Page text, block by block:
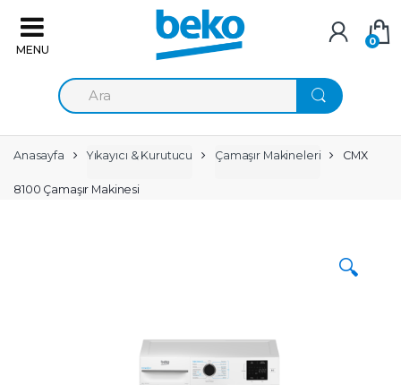
A
r
m
a
Anasayfa Yıkayıcı & Kurutucu Çamaşır Makineleri CMX
8100 Çamaşır Makinesi
🔍
0